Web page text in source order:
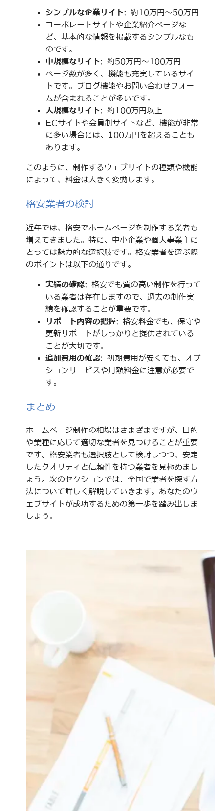
シンプルな企業サイト: 約10万円～50万円
コーポレートサイトや企業紹介ページな
ど、基本的な情報を掲載するシンプルなも
のです。
中規模なサイト: 約50万円～100万円
ページ数が多く、機能も充実しているサイ
トです。ブログ機能やお問い合わせフォー
ムが含まれることが多いです。
大規模なサイト: 約100万円以上
ECサイトや会員制サイトなど、機能が非常
に多い場合には、100万円を超えることも
あります。
このように、制作するウェブサイトの種類や機能
によって、料金は大きく変動します。
格安業者の検討
近年では、格安でホームページを制作する業者も
増えてきました。特に、中小企業や個人事業主に
とっては魅力的な選択肢です。格安業者を選ぶ際
のポイントは以下の通りです。
実績の確認: 格安でも質の高い制作を行って
いる業者は存在しますので、過去の制作実
績を確認することが重要です。
サポート内容の把握: 格安料金でも、保守や
更新サポートがしっかりと提供されている
ことが大切です。
追加費用の確認: 初期費用が安くても、オプ
ションサービスや月額料金に注意が必要で
す。
まとめ
ホームページ制作の相場はさまざまですが、目的
や業種に応じて適切な業者を見つけることが重要
です。格安業者も選択肢として検討しつつ、安定
したクオリティと信頼性を持つ業者を見極めまし
ょう。次のセクションでは、全国で業者を探す方
法について詳しく解説していきます。あなたのウ
ェブサイトが成功するための第一歩を踏み出しま
しょう。